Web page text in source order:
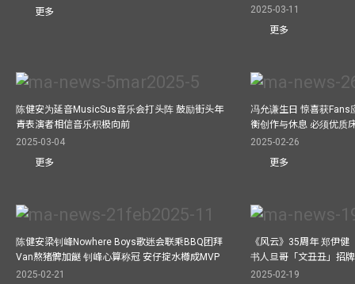
更多
2025-03-11
更多
陈健安为延音MusicSus音乐会打头阵 鼓励街头年
青表演者相信音乐积极向前
2025-03-04
更多
冯允谦生日 惊喜获Fans
衡创作与休息 必须优质
2025-02-26
更多
陈健安梁钊峰Nowhere Boys歌迷会联乘BBQ团拜
Van熬猪髀加餸 钊峰心算称冠 安仔掟水樽成MVP
2025-02-21
《风云》35周年 郑伊
书人旦哥「文丑丑」招
2025-02-19